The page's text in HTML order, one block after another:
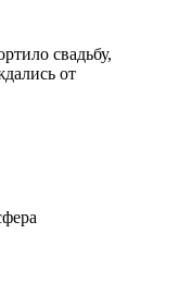
свадьбу,
от